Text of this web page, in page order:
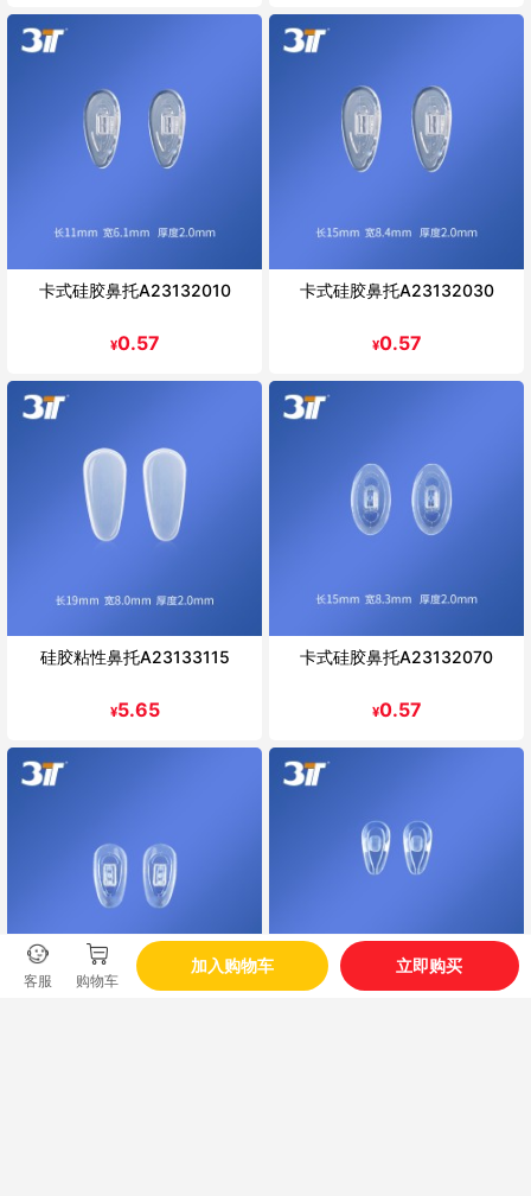
卡式硅胶鼻托A23132010
¥0.57
卡式硅胶鼻托A23132030
¥0.57
硅胶粘性鼻托A23133115
¥5.65
卡式硅胶鼻托A23132070
¥0.57
客服 购物车
加入购物车 立即购买